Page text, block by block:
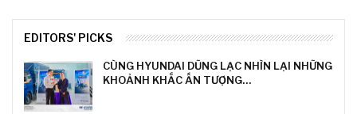
EDITORS' PICKS
CÙNG HYUNDAI DŨNG LẠC NHÌN LẠI NHỮNG
KHOẢNH KHẮC ẤN TƯỢNG…